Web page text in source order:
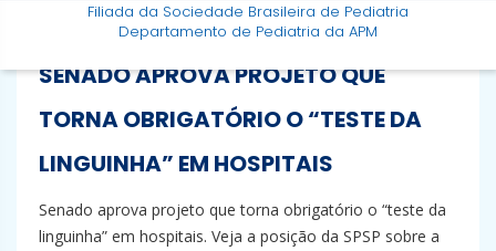
Filiada da Sociedade Brasileira de Pediatria
Departamento de Pediatria da APM
SENADO APROVA PROJETO QUE
TORNA OBRIGATÓRIO O “TESTE DA
LINGUINHA” EM HOSPITAIS
Senado aprova projeto que torna obrigatório o “teste da
linguinha” em hospitais. Veja a posição da SPSP sobre a